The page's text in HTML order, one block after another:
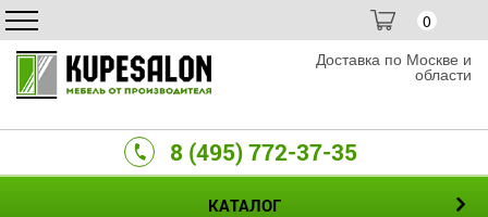
0
Доставка по Москве и
области
8 (495) 772-37-35
КАТАЛОГ